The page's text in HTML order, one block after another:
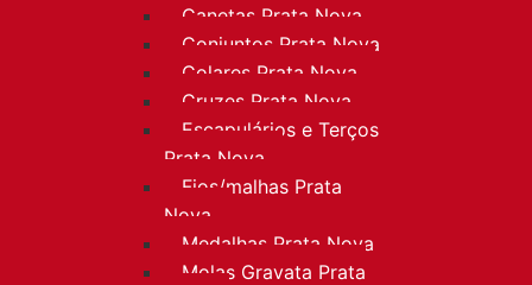
Canetas Prata Nova
Conjuntos Prata Nova
Colares Prata Nova
Cruzes Prata Nova
Escapulários e Terços
Prata Nova
Fios/malhas Prata
Nova
Medalhas Prata Nova
Molas Gravata Prata